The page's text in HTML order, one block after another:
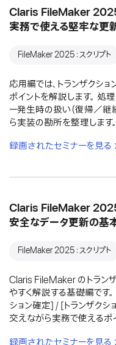
Claris FileMaker 2025
実務で使える堅牢な更
FileMaker 2025：スクリプト
応用編では、トランザクシ
ポイントを解説します。 処
ー発生時の扱い（復帰／継
ら実装の勘所を整理します。
録画されたセミナーを見る
Claris FileMaker 2025
安全なデータ更新の基
FileMaker 2025：スクリプト
Claris FileMaker のトラン
やすく解説する基礎編です
ション確定] / [トランザクシ
交えながら実務で使えるポ
録画されたセミナーを見る